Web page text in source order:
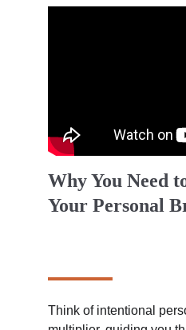
Why You Need
Your Personal
Think of intentional